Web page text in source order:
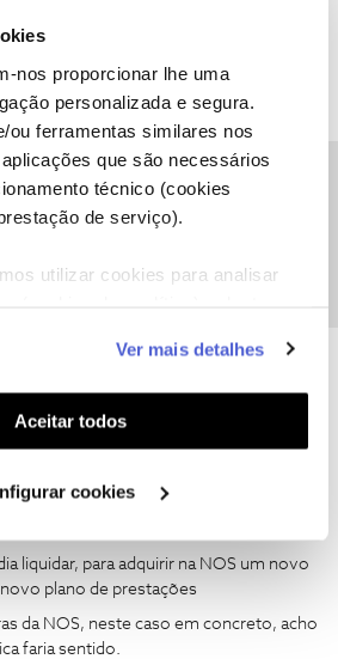
nos proporcionar lhe uma
personalizada e segura.
ou ferramentas similares nos
que são necessários
técnico (cookies
de serviço).
utilizar cookies para analisar
de personalização e
anúncios aos seus interesses
personalizada). Pode gerir a
clicando em "Configurar
Ver mais detalhes
Aceitar todos
cookies
liquidar, para adquirir na NOS um novo
da NOS, neste caso em concreto, acho
faria sentido.
poder liquidar antecipadamente as
liquidar, para adquirir na NOS um novo
plano de prestações
da NOS, neste caso em concreto, acho
faria sentido.